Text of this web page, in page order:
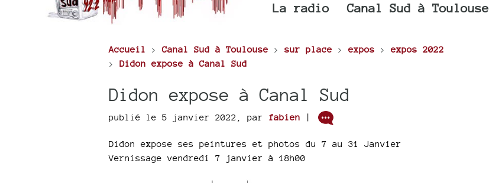
La radio Canal Sud à Toulouse
Accueil >Canal Sud à Toulouse > sur place > expos > expos 2022
> Didon expose à Canal Sud
Didon expose à Canal Sud
publié le 5 janvier 2022 par fabien |
Didon expose ses peintures et photos du 7 au 31 Janvier
Vernissage vendredi 7 janvier à 18h00